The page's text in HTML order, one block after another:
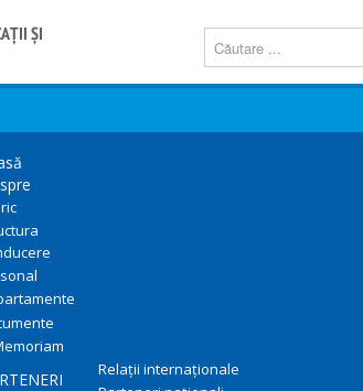
ŞI
Relații internaționale